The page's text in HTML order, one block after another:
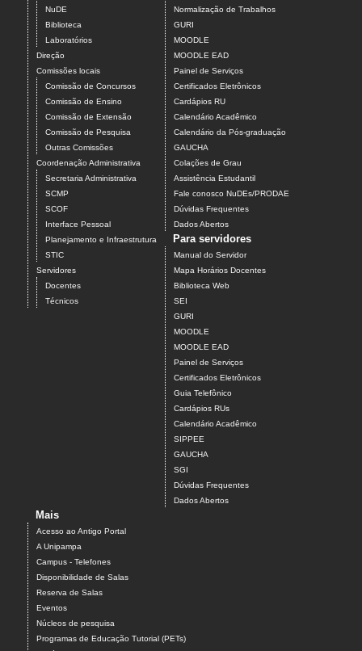
NuDE
Biblioteca
Laboratórios
Direção
Comissões locais
Comissão de Concursos
Comissão de Ensino
Comissão de Extensão
Comissão de Pesquisa
Outras Comissões
Coordenação Administrativa
Secretaria Administrativa
SCMP
SCOF
Interface Pessoal
Planejamento e Infraestrutura
STIC
Servidores
Docentes
Técnicos
Normalização de Trabalhos
GURI
MOODLE
MOODLE EAD
Painel de Serviços
Certificados Eletrônicos
Cardápios RU
Calendário Acadêmico
Calendário da Pós-graduação
GAUCHA
Colações de Grau
Assistência Estudantil
Fale conosco NuDEs/PRODAE
Dúvidas Frequentes
Dados Abertos
Para servidores
Manual do Servidor
Mapa Horários Docentes
Biblioteca Web
SEI
GURI
MOODLE
MOODLE EAD
Painel de Serviços
Certificados Eletrônicos
Guia Telefônico
Cardápios RUs
Calendário Acadêmico
SIPPEE
GAUCHA
SGI
Dúvidas Frequentes
Dados Abertos
Mais
Acesso ao Antigo Portal
A Unipampa
Campus - Telefones
Disponibilidade de Salas
Reserva de Salas
Eventos
Núcleos de pesquisa
Programas de Educação Tutorial (PETs)